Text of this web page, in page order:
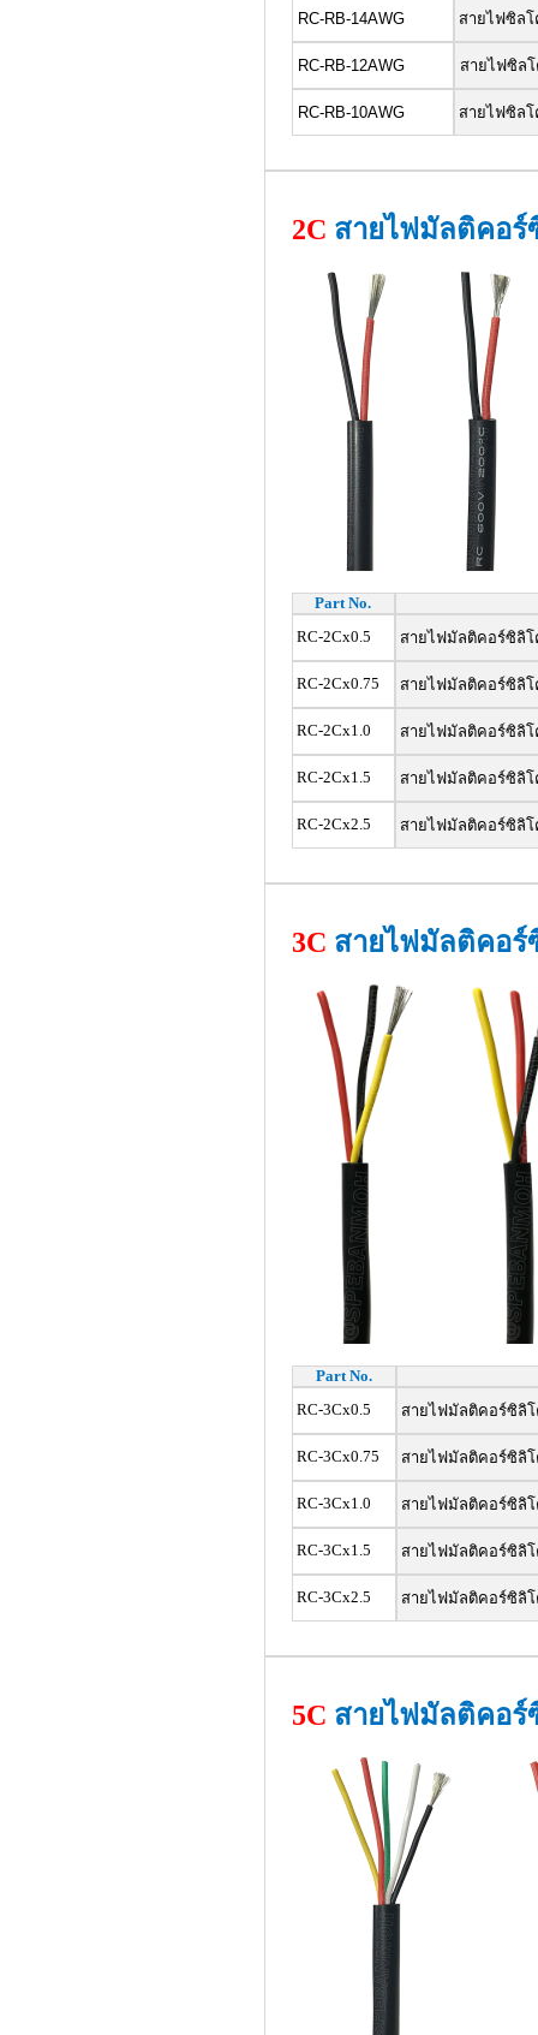
RC-RB-14AWG สายไฟซิลโ
RC-RB-12AWG สายไฟซิลโ
RC-RB-10AWG สายไฟซิลโ
2C สายไฟมัลติคอร์
Part No.
RC-2Cx0.5
สายไฟมัลติคอร์ซิลิโ
RC-2Cx0.75 สายไฟมัลติคอร์ซิลิโ
RC-2Cx1.0 สายไฟมัลติคอร์ซิลิโ
RC-2Cx1.5 สายไฟมัลติคอร์ซิลิโ
RC-2Cx2.5 สายไฟมัลติคอร์ซิลิโ
3C สายไฟมัลติคอร์
Part No.
RC-3Cx0.5
สายไฟมัลติคอร์ซิลิโ
RC-3Cx0.75 สายไฟมัลติคอร์ซิลิโ
RC-3Cx1.0 สายไฟมัลติคอร์ซิลิโ
RC-3Cx1.5 สายไฟมัลติคอร์ซิลิโ
RC-3Cx2.5 สายไฟมัลติคอร์ซิลิโ
5C สายไฟมัลติคอร์